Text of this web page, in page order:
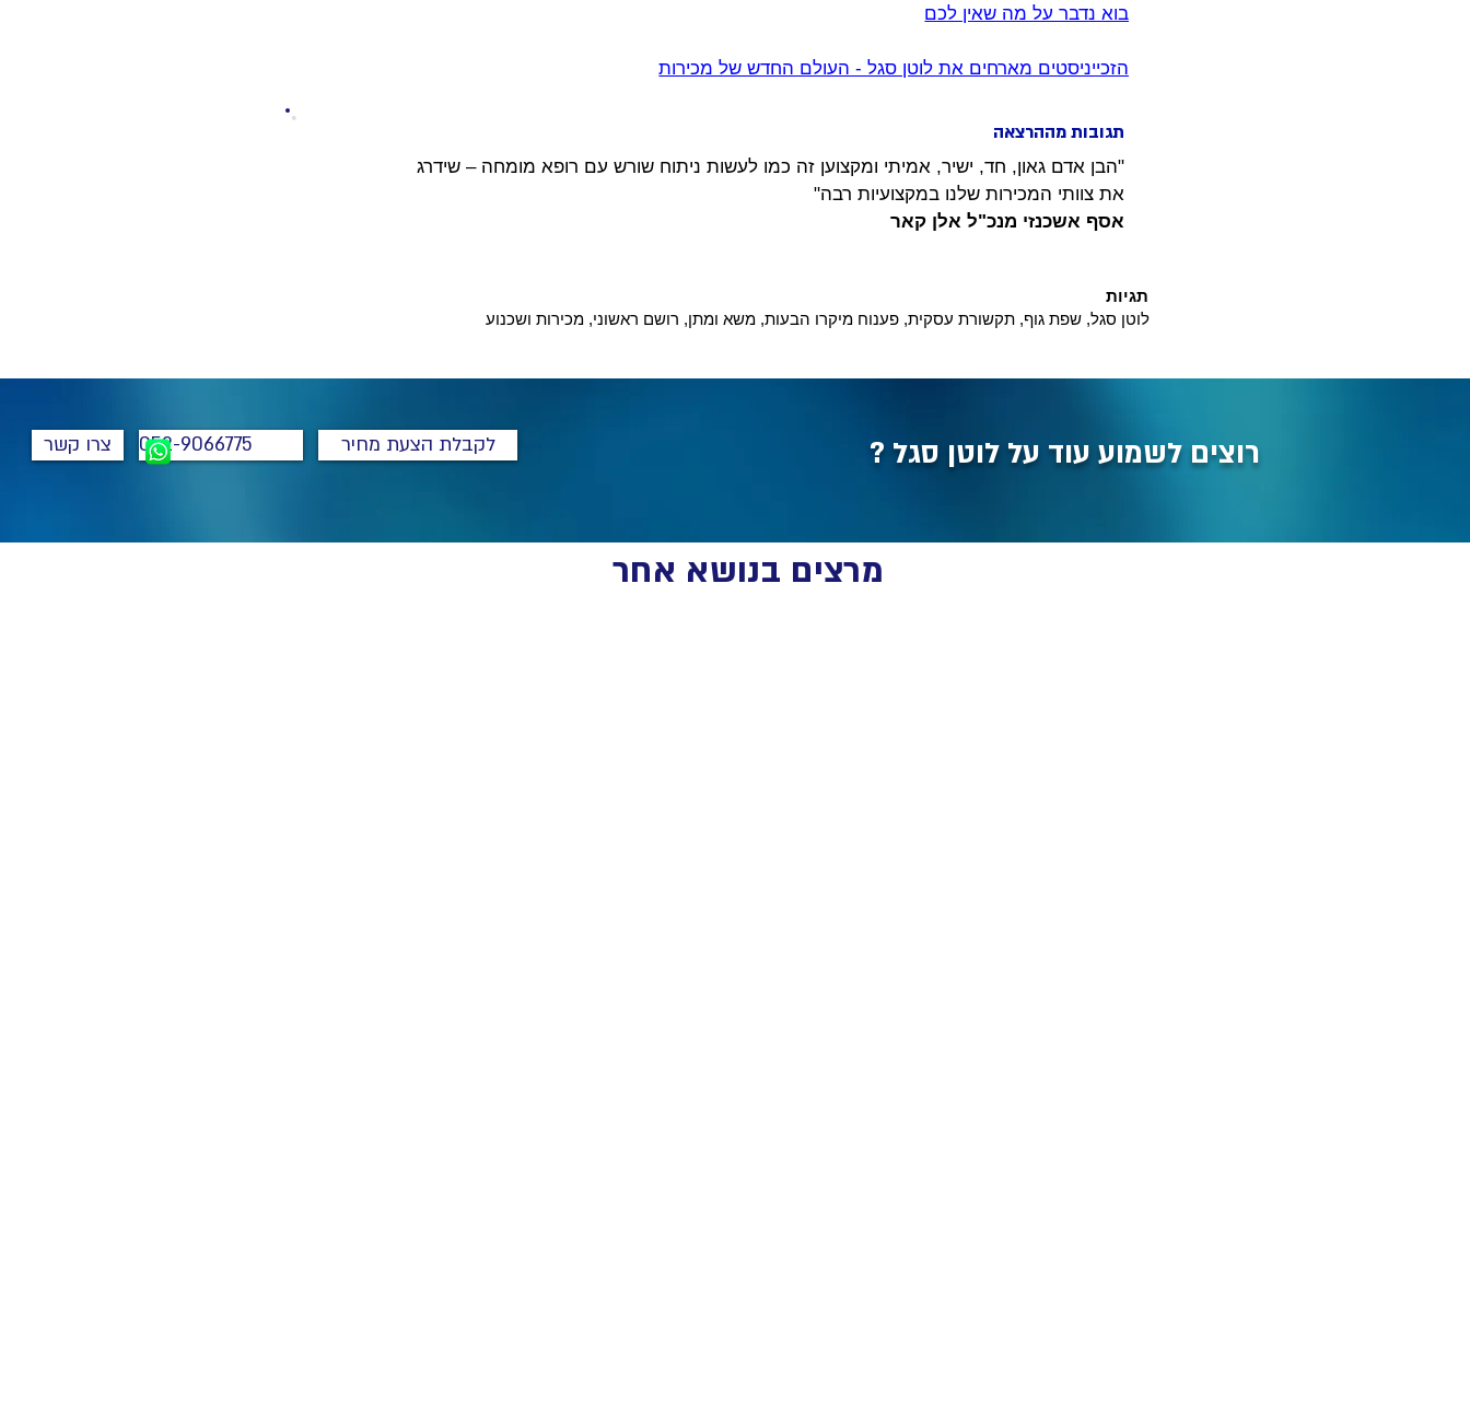
בוא נדבר על מה שאין לכם
הזכייניסטים מארחים את לוטן סגל - העולם החדש של מכירות
תגובות מההרצאה
"הבן אדם גאון, חד, ישיר, אמיתי ומקצוען זה כמו לעשות ניתוח שורש עם רופא מומחה – שידרג
את צוותי המכירות שלנו במקצועיות רבה"
אסף אשכנזי מנכ"ל אלן קאר
תגיות
לוטן סגל, שפת גוף, תקשורת עסקית, פענוח מיקרו הבעות, משא ומתן, רושם ראשוני, מכירות ושכנוע
צרו קשר 052-9066775 לקבלת הצעת מחיר רוצים לשמוע עוד על לוטן סגל ?
מרצים בנושא אחר